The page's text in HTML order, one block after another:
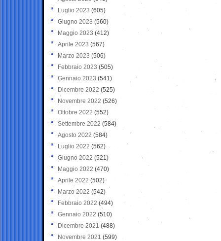
Luglio 2023 (605)
Giugno 2023 (560)
Maggio 2023 (412)
Aprile 2023 (567)
Marzo 2023 (506)
Febbraio 2023 (505)
Gennaio 2023 (541)
Dicembre 2022 (525)
Novembre 2022 (526)
Ottobre 2022 (552)
Settembre 2022 (584)
Agosto 2022 (584)
Luglio 2022 (562)
Giugno 2022 (521)
Maggio 2022 (470)
Aprile 2022 (502)
Marzo 2022 (542)
Febbraio 2022 (494)
Gennaio 2022 (510)
Dicembre 2021 (488)
Novembre 2021 (599)